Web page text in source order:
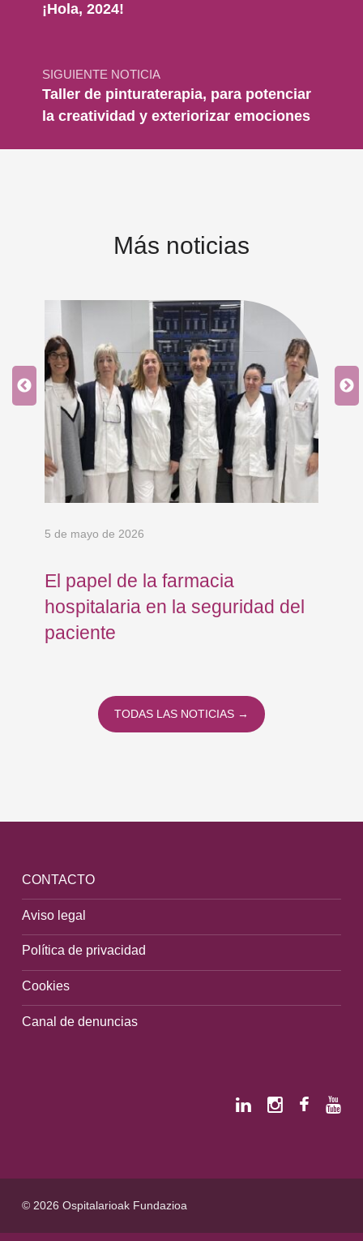
¡Hola, 2024!
SIGUIENTE NOTICIA
Taller de pinturaterapia, para potenciar
la creatividad y exteriorizar emociones
Más noticias
5 de mayo de 2026
El papel de la farmacia
hospitalaria en la seguridad del
paciente
TODAS LAS NOTICIAS →
CONTACTO
Aviso legal
Política de privacidad
Cookies
Canal de denuncias
© 2026 Ospitalarioak Fundazioa